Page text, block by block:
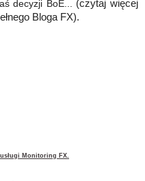
decyzji BoE... (czytaj więcej
Bloga FX).
Monitoring FX.